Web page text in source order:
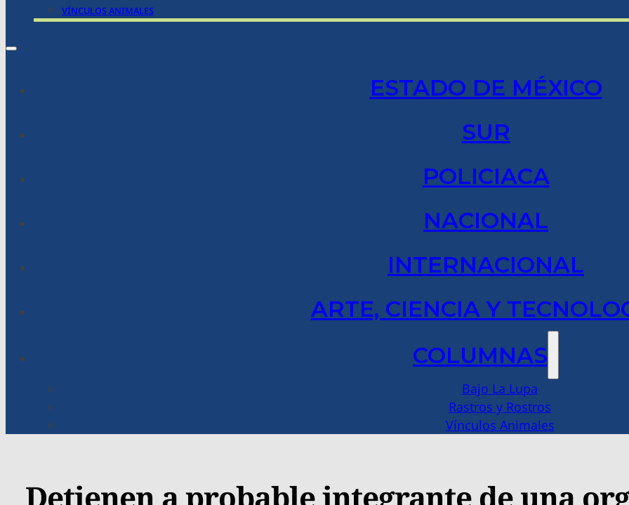
VÍNCULOS ANIMALES
ESTADO DE MÉXICO
SUR
POLICIACA
NACIONAL
INTERNACIONAL
ARTE, CIENCIA Y
COLUMNAS
Bajo La Lupa
Rastros y Rostros
Vínculos Animales
Detienen a probable integrante de una